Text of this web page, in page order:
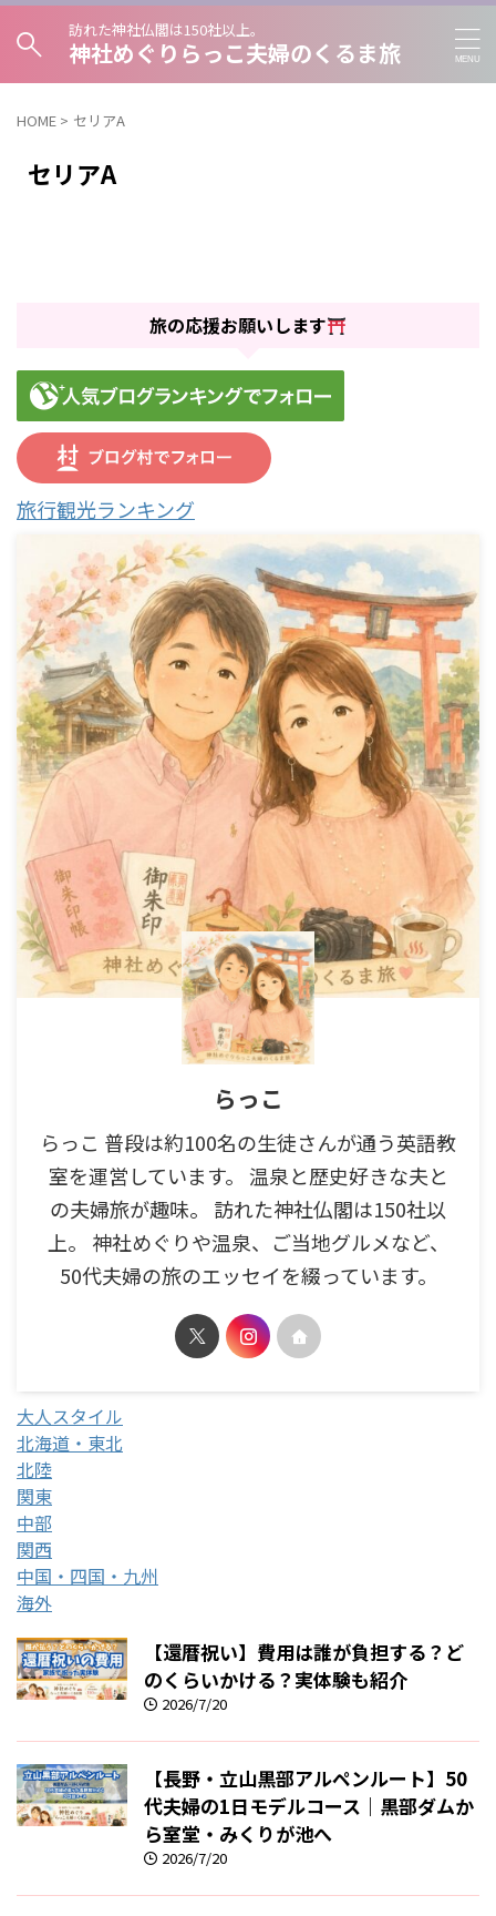
訪れた神社仏閣は150社以上。
神社めぐりらっこ夫婦のくるま旅
HOME > セリアA
セリアA
旅の応援お願いします
旅行観光ランキング
らっこ
らっこ 普段は約100名の生徒さんが通う英語教
室を運営しています。 温泉と歴史好きな夫と
の夫婦旅が趣味。 訪れた神社仏閣は150社以
上。 神社めぐりや温泉、ご当地グルメなど、
50代夫婦の旅のエッセイを綴っています。
大人スタイル
北海道・東北
北陸
関東
中部
関西
中国・四国・九州
海外
【還暦祝い】費用は誰が負担する？ど
のくらいかける？実体験も紹介
2026/7/20
【長野・立山黒部アルペンルート】50
代夫婦の1日モデルコース｜黒部ダムか
ら室堂・みくりが池へ
2026/7/20